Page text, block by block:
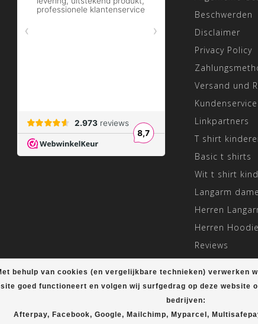
behulp van cookies (en vergelijkbare technieken) verwerken
goed functioneert en volgen wij surfgedrag op deze website
bedrijven:
Afterpay, Facebook, Google, Mailchimp, Myparcel,
Beschwerden
Disclaimer
Privacy Policy
Versand und
Kundenservice
Linkpartners
T shirt
Basic t shirts
Wit t shirt kind
Langarm
Herren
Herren
Reviews
Angepasste
© Copyright 2026 T-shirt Plein